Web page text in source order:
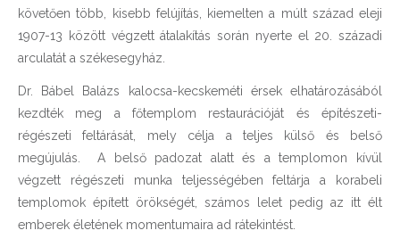
követően több, kisebb felújítás, kiemelten a múlt század eleji
1907-13 között végzett átalakítás során nyerte el 20. századi
arculatát a székesegyház.
Dr. Bábel Balázs kalocsa-kecskeméti érsek elhatározásából
kezdték meg a főtemplom restaurációját és építészeti-
régészeti feltárását, mely célja a teljes külső és belső
megújulás. A belső padozat alatt és a templomon kívül
végzett régészeti munka teljességében feltárja a korabeli
templomok épített örökségét, számos lelet pedig az itt élt
emberek életének momentumaira ad rátekintést.